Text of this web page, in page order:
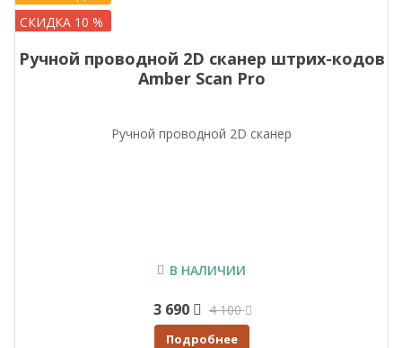
СКИДКА 10 %
Ручной проводной 2D сканер штрих-кодов
Аmber Scan Pro
Ручной проводной 2D сканер
В НАЛИЧИИ
3 690 4 100
Подробнее